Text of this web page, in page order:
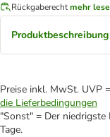
Rückgaberechtmehr
Produktbeschreibung
Preise inkl. MwSt. UVP
die Lieferbedingungen
"Sonst" = Der
Tage.